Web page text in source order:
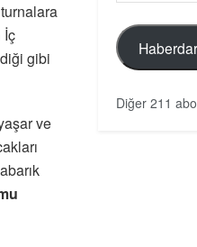
İç
gibi
ve
Diğer 211